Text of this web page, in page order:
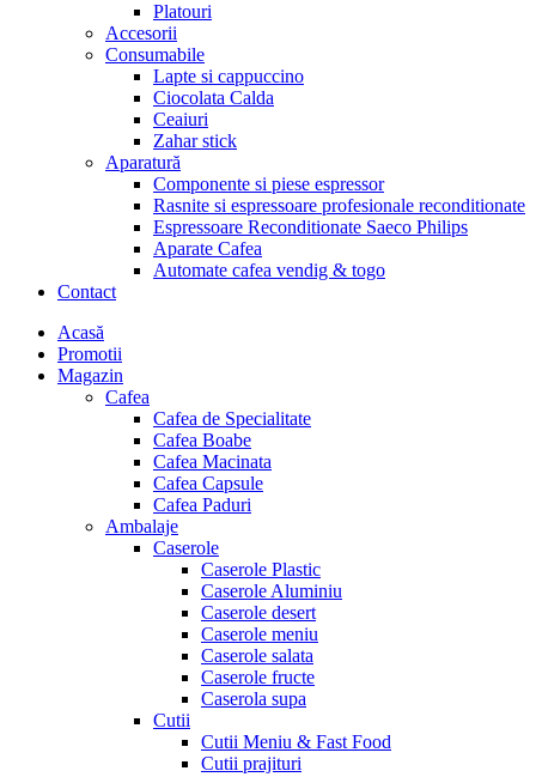
Platouri
Accesorii
Consumabile
Lapte si cappuccino
Ciocolata Calda
Ceaiuri
Zahar stick
Aparatură
Componente si piese espressor
Rasnite si espressoare profesionale reconditionate
Espressoare Reconditionate Saeco Philips
Aparate Cafea
Automate cafea vendig & togo
Contact
Menu
Acasă
Promotii
Magazin
Cafea
Cafea de Specialitate
Cafea Boabe
Cafea Macinata
Cafea Capsule
Cafea Paduri
Ambalaje
Caserole
Caserole Plastic
Caserole Aluminiu
Caserole desert
Caserole meniu
Caserole salata
Caserole fructe
Caserola supa
Cutii
Cutii Meniu & Fast Food
Cutii prajituri